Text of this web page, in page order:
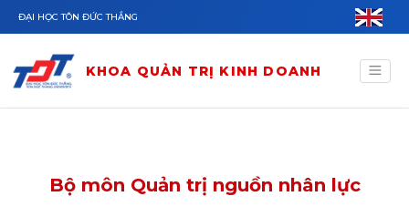
Nhảy đến nội dung
ĐẠI HỌC TÔN ĐỨC THẮNG
KHOA QUẢN TRỊ KINH DOANH
Bộ môn Quản trị nguồn nhân lực